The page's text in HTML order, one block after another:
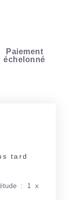
Paiement
échelonné
tard
: 1 x